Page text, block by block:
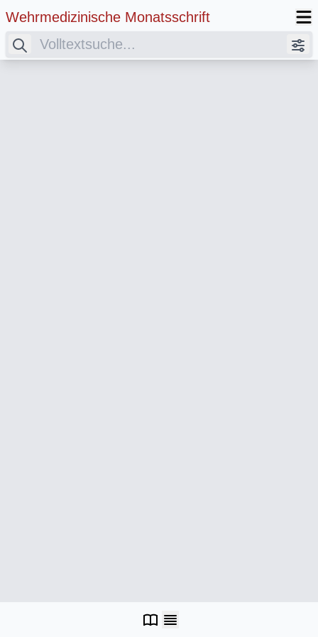
Wehrmedizinische Monatsschrift